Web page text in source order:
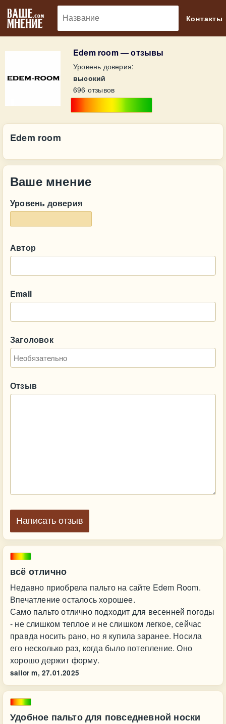
Контакты
Edem room — отзывы
Уровень доверия:
высокий
696 отзывов
всё отлично
Недавно приобрела пальто на сайте Edem Room.
Впечатление осталось хорошее.
Само пальто отлично подходит для весенней погоды
- не слишком теплое и не слишком легкое, сейчас
правда носить рано, но я купила заранее. Носила
его несколько раз, когда было потепление. Оно
хорошо держит форму.
sailor m, 27.01.2025
Удобное пальто для повседневной носки
Edem room
Ваше мнение
Уровень доверия
Автор
Email
Заголовок
Отзыв
Написать отзыв